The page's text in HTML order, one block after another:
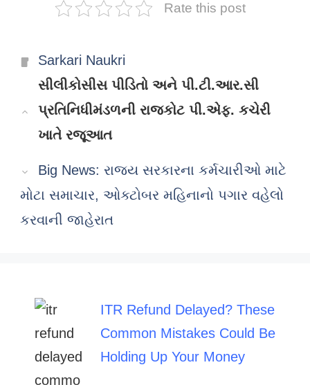
Rate this post
Categories
Sarkari Naukri
સીલીકોસીસ પીડિતો અને પી.ટી.આર.સી
પ્રતિનિધીમંડળની રાજકોટ પી.એફ. કચેરી
ખાતે રજૂઆત
Big News: રાજ્ય સરકારના કર્મચારીઓ માટે
મોટા સમાચાર, ઓક્ટોબર મહિનાનો પગાર વહેલો
કરવાની જાહેરાત
ITR Refund Delayed? These
Common Mistakes Could Be
Holding Up Your Money